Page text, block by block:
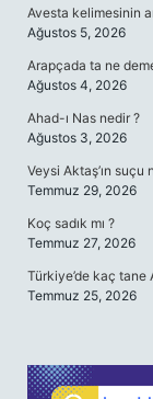
Avesta kelimesinin
Ağustos 5, 2026
Arapçada ta ne
Ağustos 4, 2026
Ahad-ı Nas nedir ?
Ağustos 3, 2026
Veysi Aktaş’ın suçu
Temmuz 29, 2026
Koç sadık mı ?
Temmuz 27, 2026
Türkiye’de kaç tane
Temmuz 25, 2026